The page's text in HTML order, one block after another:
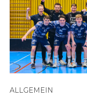
ALLGEMEIN